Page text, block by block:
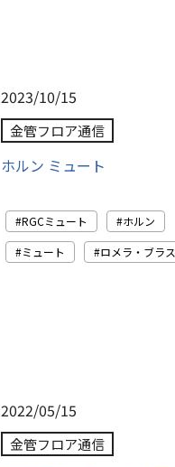
2023/10/15
金管フロア通信
ホルン ミュート
RGCミュート
ホルン
ミュート
ロメラ・ブラス
2022/05/15
金管フロア通信